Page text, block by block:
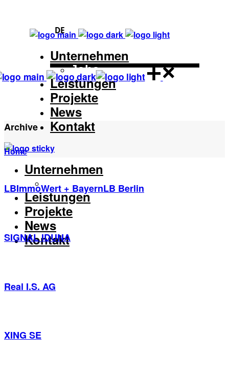
DE
Unternehmen
Jobs
Leistungen
Projekte
News
Kontakt
Unternehmen
Jobs
Leistungen
Projekte
News
Kontakt
Archive
Home
LBImmoWert + BayernLB Berlin
SIGNAL IDUNA
Real I.S. AG
XING SE